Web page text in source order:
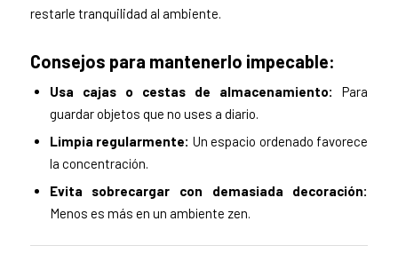
restarle tranquilidad al ambiente.
Consejos para mantenerlo impecable:
Usa cajas o cestas de almacenamiento:
Para
guardar objetos que no uses a diario.
Limpia regularmente: Un espacio ordenado favorece
la concentración.
Evita sobrecargar con demasiada decoración:
Menos es más en un ambiente zen.